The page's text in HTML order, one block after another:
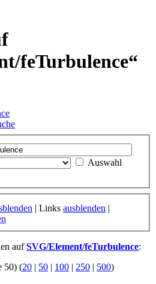
feTurbulence“
Auswahl
| Links ausblenden |
aufSVG/Element/feTurbulence:
50) (20 | 50 | 100 | 250 | 500)